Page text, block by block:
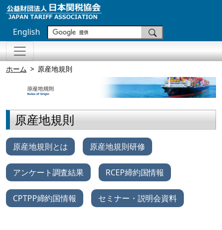
English
ホーム 原産地規則
原産地規則
原産地規則とは 原産地規則研修
アンケート調査結果 RCEP締約国情報
CPTPP締約国情報 セミナー・説明会資料